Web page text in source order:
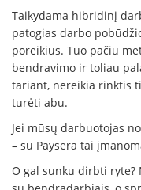
Taikydama hibridinį
patogias darbo
poreikius. Tuo pačiu
bendravimo ir toliau
tariant, nereikia rinktis
turėti abu.
Jei mūsų darbuotojas
– su Paysera tai
O gal sunku dirbti ryte?